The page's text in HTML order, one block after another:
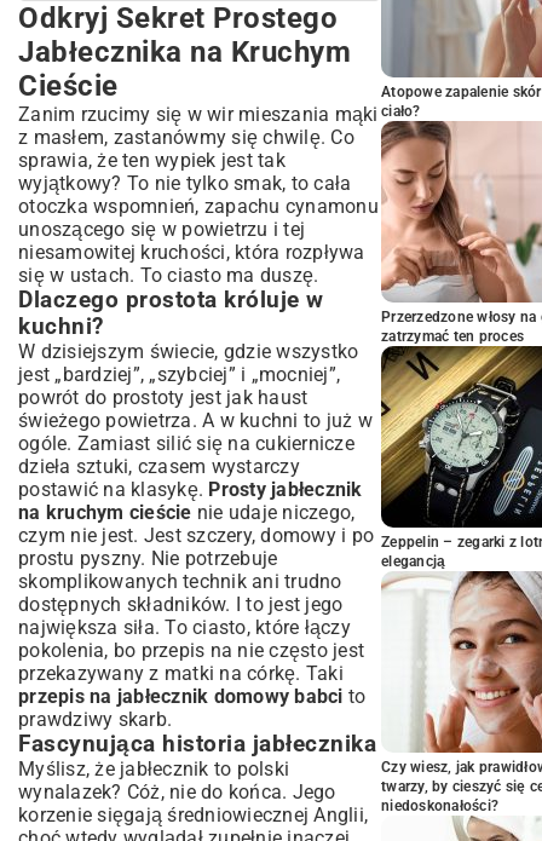
Odkryj Sekret Prostego Jabłecznika na
Kruchym Cieście
Dlaczego prostota króluje w kuchni?
Fascynująca historia jabłecznika
Niezbędne Składniki: Serce Twojego
Jabłecznika
Idealne kruche ciasto: podstawa sukcesu
Jabłka: klucz do aromatycznego nadzienia
Dodatki, które wzbogacą smak i aromat
Przepis Krok po Kroku: Stwórz
Jabłecznik Bez Trudu
Jak przygotować perfekcyjne kruche
ciasto
Tajemnice soczystego nadzienia
jabłkowego
Składanie jabłecznika: warstwa po
warstwie
Pieczenie: osiągnij złocisty ideał
Wariacje i Pomysły na Urozmaicenie
Jabłecznika
Kruszonka, beza czy lukier: wybierz swój
styl
Nieszablonowe dodatki do jabłek
Wersje dla wymagających: bezglutenowe i
wegańskie
Sekrety Podawania i Przechowywania
Jabłecznika
Z czym najlepiej smakuje domowy
jabłecznik?
Jak długo cieszyć się świeżością ciasta?
Odpowiedzi na Najczęściej Zadawane
Pytania o Jabłecznik
Odkryj Sekret Prostego
Jabłecznika na Kruchym
Cieście
Zanim rzucimy się w wir mieszania mąki
z masłem, zastanówmy się chwilę. Co
sprawia, że ten wypiek jest tak
wyjątkowy? To nie tylko smak, to cała
otoczka wspomnień, zapachu cynamonu
unoszącego się w powietrzu i tej
niesamowitej kruchości, która rozpływa
się w ustach. To ciasto ma duszę.
Dlaczego prostota króluje w
kuchni?
W dzisiejszym świecie, gdzie wszystko
jest „bardziej”, „szybciej” i „mocniej”,
powrót do prostoty jest jak haust
świeżego powietrza. A w kuchni to już w
ogóle. Zamiast silić się na cukiernicze
dzieła sztuki, czasem wystarczy
postawić na klasykę. Prosty jabłecznik
na kruchym cieście nie udaje niczego,
czym nie jest. Jest szczery, domowy i po
prostu pyszny. Nie potrzebuje
skomplikowanych technik ani trudno
dostępnych składników. I to jest jego
największa siła. To ciasto, które łączy
pokolenia, bo przepis na nie często jest
przekazywany z matki na córkę. Taki
przepis na jabłecznik domowy babci to
prawdziwy skarb.
Fascynująca historia jabłecznika
Myślisz, że jabłecznik to polski
wynalazek? Cóż, nie do końca. Jego
korzenie sięgają średniowiecznej Anglii,
Atopowe zapalenie
ciało?
Przerzedzone włosy
zatrzymać ten proces
Zeppelin – zegarki z
elegancją
Czy wiesz, jak
twarzy, by cieszyć się
niedoskonałości?